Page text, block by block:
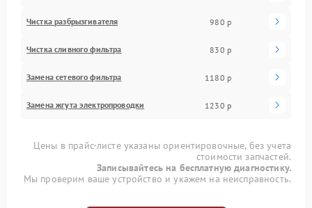
Чистка разбрызгивателя 980 р
Чистка сливного фильтра 830 р
Замена сетевого фильтра 1180 р
Замена жгута электропроводки 1230 р
Цены в прайс-листе указаны ориентировочные, без учета
стоимости запчастей.
Записывайтесь на бесплатную диагностику.
Мы проверим ваше устройство и укажем на неисправность.